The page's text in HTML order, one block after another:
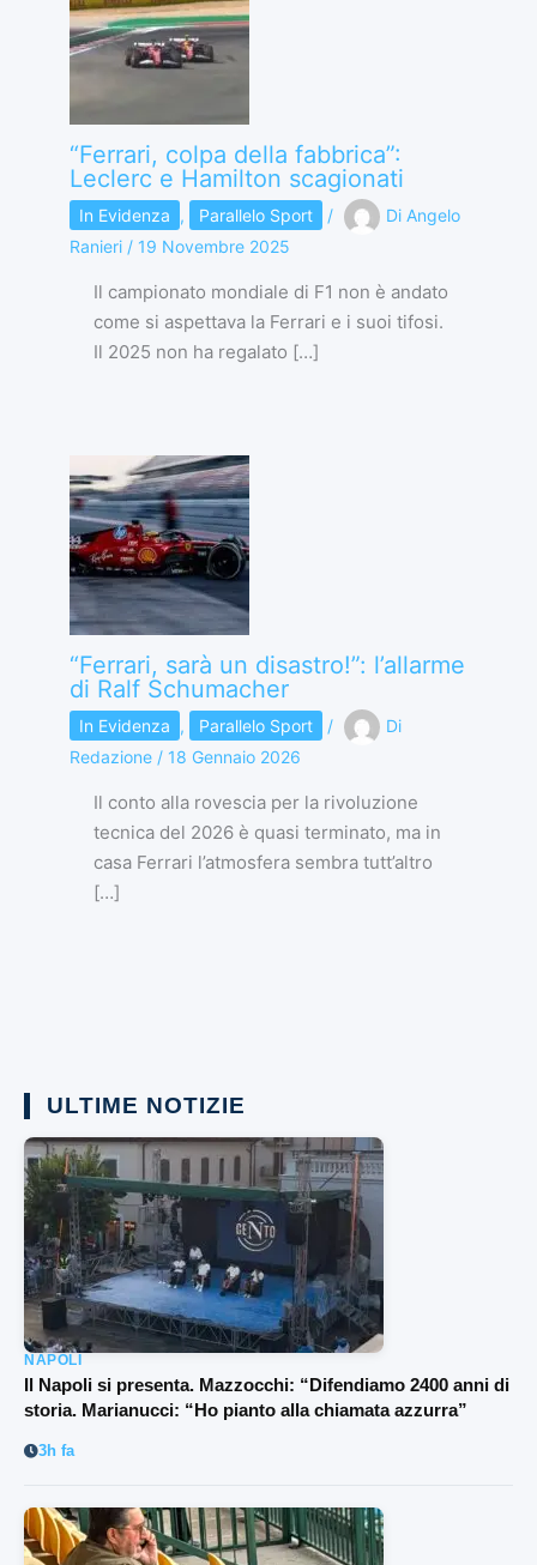
“Ferrari, colpa della fabbrica”:
Leclerc e Hamilton scagionati
In Evidenza , Parallelo Sport / Di Angelo
Ranieri / 19 Novembre 2025
Il campionato mondiale di F1 non è andato
come si aspettava la Ferrari e i suoi tifosi.
Il 2025 non ha regalato […]
“Ferrari, sarà un disastro!”: l’allarme
di Ralf Schumacher
In Evidenza , Parallelo Sport /
Di
Redazione / 18 Gennaio 2026
Il conto alla rovescia per la rivoluzione
tecnica del 2026 è quasi terminato, ma in
casa Ferrari l’atmosfera sembra tutt’altro
[…]
ULTIME NOTIZIE
NAPOLI
Il Napoli si presenta. Mazzocchi: “Difendiamo 2400 anni di
storia. Marianucci: “Ho pianto alla chiamata azzurra”
3h fa